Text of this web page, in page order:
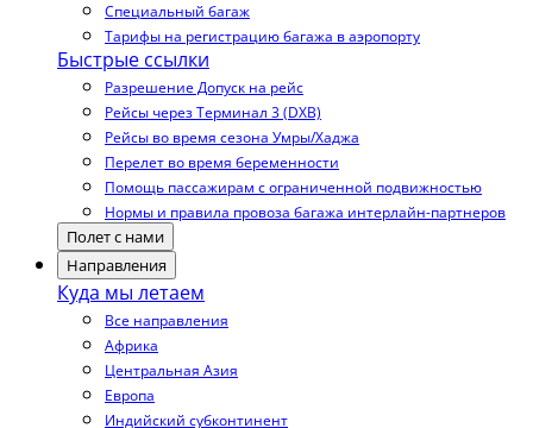
Специальный багаж
Тарифы на регистрацию багажа в аэропорту
Быстрые ссылки
Разрешение Допуск на рейс
Рейсы через Терминал 3 (DXB)
Рейсы во время сезона Умры/Хаджа
Перелет во время беременности
Помощь пассажирам с ограниченной подвижностью
Нормы и правила провоза багажа интерлайн-партнеров
Полет с нами
Направления
Куда мы летаем
Все направления
Африка
Центральная Азия
Европа
Индийский субконтинент